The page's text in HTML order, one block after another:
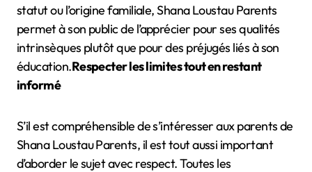
statut ou l’origine familiale, Shana Loustau Parents
permet à son public de l’apprécier pour ses qualités
intrinsèques plutôt que pour des préjugés liés à son
éducation.Respecter les limites tout en restant
informé
S’il est compréhensible de s’intéresser aux parents de
Shana Loustau Parents, il est tout aussi important
d’aborder le sujet avec respect. Toutes les